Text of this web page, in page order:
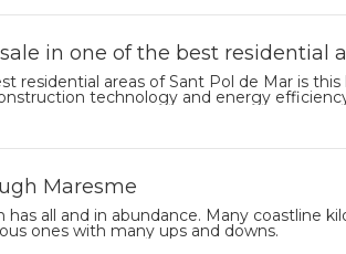
in one of the best residential
residential areas of Sant Pol de Mar is
technology and energy
Maresme
has all and in abundance. Many coastline
ones with many ups and downs.